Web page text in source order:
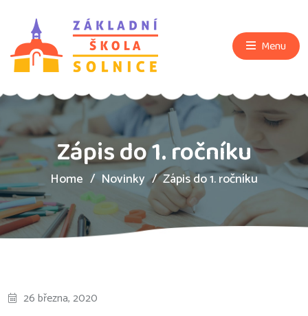
Menu
Zápis do 1. ročníku
Home Novinky Zápis do 1. ročníku
26 března, 2020